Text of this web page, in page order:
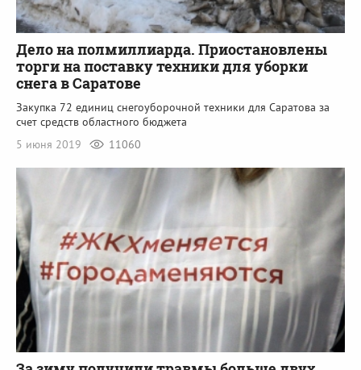
Дело на полмиллиарда. Приостановлены
торги на поставку техники для уборки
снега в Саратове
Закупка 72 единиц снегоуборочной техники для Саратова за
счет средств областного бюджета
5 июня 2019
11060